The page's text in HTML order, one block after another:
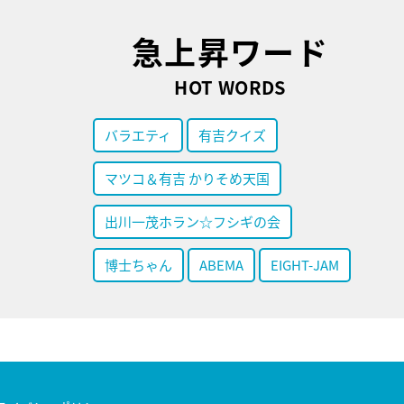
急上昇ワード
HOT WORDS
バラエティ 有吉クイズ
マツコ＆有吉 かりそめ天国
出川一茂ホラン☆フシギの会
博士ちゃん ABEMA EIGHT-JAM